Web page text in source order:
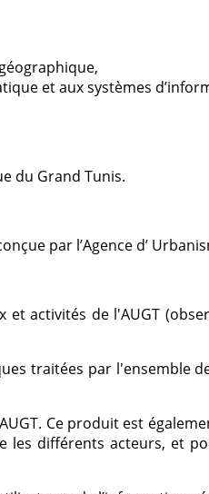
et aux systèmes
du Grand Tunis.
par l’Agence d’
activités de l'AUGT
traitées par l'ensemble
Ce produit est
différents acteurs, et